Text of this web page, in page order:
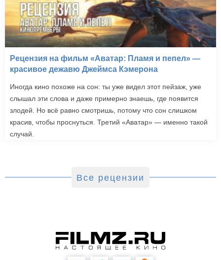
Рецензия на фильм «Аватар: Пламя и пепел» —
красивое дежавю Джеймса Кэмерона
Иногда кино похоже на сон: ты уже видел этот пейзаж, уже
слышал эти слова и даже примерно знаешь, где появится
злодей. Но всё равно смотришь, потому что сон слишком
красив, чтобы проснуться. Третий «Аватар» — именно такой
случай.
Все рецензии